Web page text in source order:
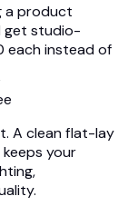
a product
get studio-
each instead of
A clean flat-lay
your